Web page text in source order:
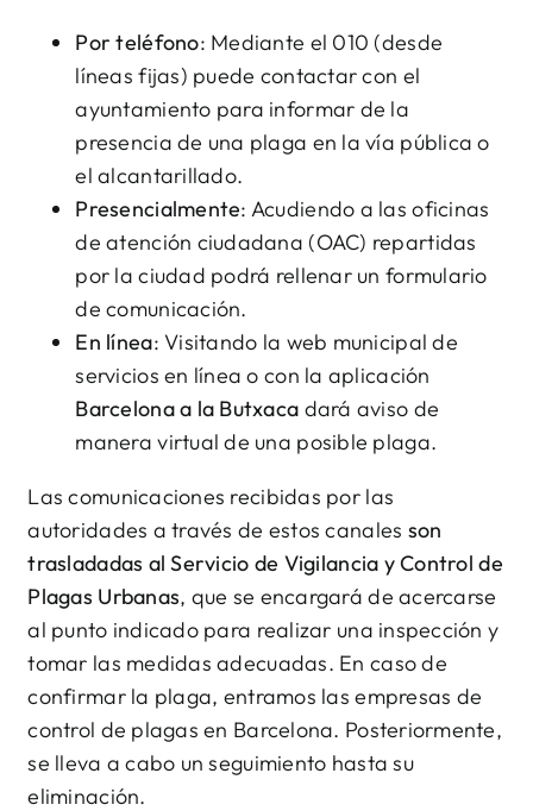
Por teléfono: Mediante el 010 (desde
líneas fijas) puede contactar con el
ayuntamiento para informar de la
presencia de una plaga en la vía pública o
el alcantarillado.
Presencialmente: Acudiendo a las oficinas
de atención ciudadana (OAC) repartidas
por la ciudad podrá rellenar un formulario
de comunicación.
En línea: Visitando la web municipal de
servicios en línea o con la aplicación
Barcelona a la Butxaca dará aviso de
manera virtual de una posible plaga.
Las comunicaciones recibidas por las
autoridades a través de estos canales son
trasladadas al Servicio de Vigilancia y Control de
Plagas Urbanas, que se encargará de acercarse
al punto indicado para realizar una inspección y
tomar las medidas adecuadas. En caso de
confirmar la plaga, entramos las empresas de
control de plagas en Barcelona. Posteriormente,
se lleva a cabo un seguimiento hasta su
eliminación.